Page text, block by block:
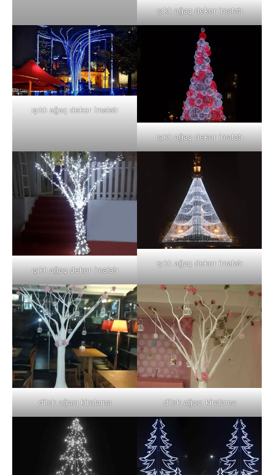
ışıklı ağaç dekor imalatı
ışıklı ağaç dekor imalatı
ışıklı ağaç dekor imalatı
ışıklı ağaç dekor imalatı
ışıklı ağaç dekor imalatı
dilek ağacı kiralama dilek ağacı kiralama